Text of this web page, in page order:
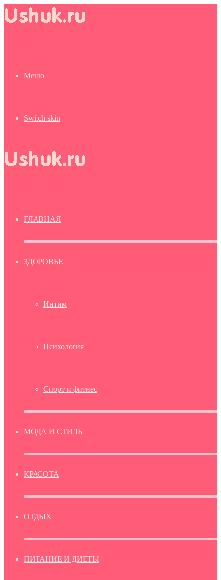
Меню
Switch skin
ГЛАВНАЯ
ЗДОРОВЬЕ
Интим
Психология
Спорт и фитнес
МОДА И СТИЛЬ
КРАСОТА
ОТДЫХ
ПИТАНИЕ И ДИЕТЫ